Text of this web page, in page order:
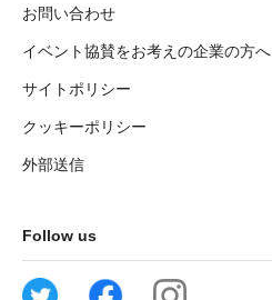
お問い合わせ
イベント協賛をお考えの企業の方へ
サイトポリシー
クッキーポリシー
外部送信
Follow us